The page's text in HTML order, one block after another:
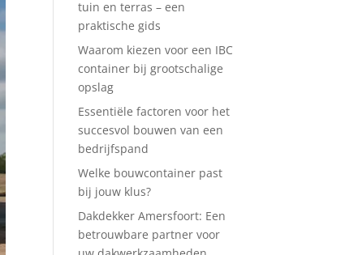
tuin en terras – een
praktische gids
Waarom kiezen voor een IBC
container bij grootschalige
opslag
Essentiële factoren voor het
succesvol bouwen van een
bedrijfspand
Welke bouwcontainer past
bij jouw klus?
Dakdekker Amersfoort: Een
betrouwbare partner voor